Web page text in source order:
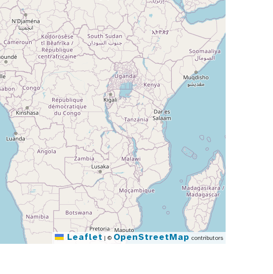
Leaflet © OpenStreetMap contributors